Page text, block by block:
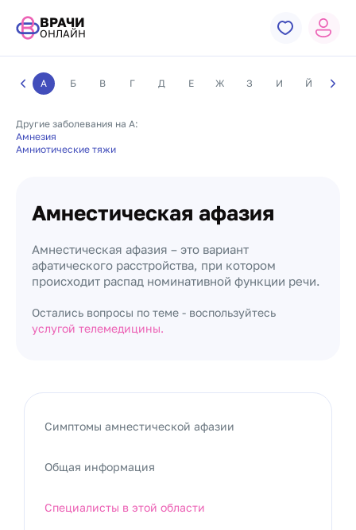
ВРАЧИ
ОНЛАЙН
А Б В Г Д Е Ж З И Й К
Другие заболевания на А:
Амнезия
Амниотические тяжи
Амнестическая афазия
Амнестическая афазия – это вариант
афатического расстройства, при котором
происходит распад номинативной функции речи.
Остались вопросы по теме - воспользуйтесь
услугой телемедицины.
Симптомы амнестической афазии
Общая информация
Специалисты в этой области